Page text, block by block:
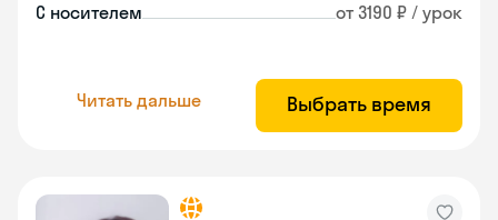
С носителем от 3190 ₽ / урок
Читать дальше Выбрать время